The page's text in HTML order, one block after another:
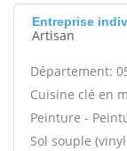
Entreprise
Artisan
Département:
Cuisine clé en
Peinture -
Sol souple